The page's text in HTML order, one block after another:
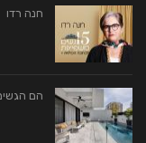
חנה רדו
הם